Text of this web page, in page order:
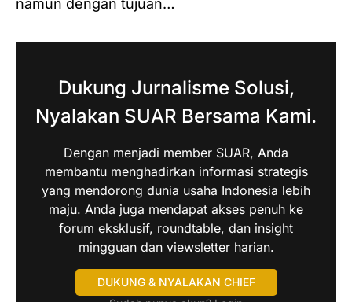
namun dengan tujuan…
Dukung Jurnalisme Solusi,
Nyalakan SUAR Bersama Kami.
Dengan menjadi member SUAR, Anda
membantu menghadirkan informasi strategis
yang mendorong dunia usaha Indonesia lebih
maju. Anda juga mendapat akses penuh ke
forum eksklusif, roundtable, dan insight
mingguan dan viewsletter harian.
DUKUNG & NYALAKAN CHIEF